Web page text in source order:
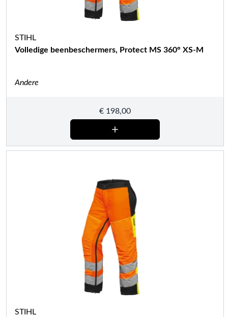
STIHL
Volledige beenbeschermers, Protect MS 360° XS-M
Andere
€ 198,00
STIHL